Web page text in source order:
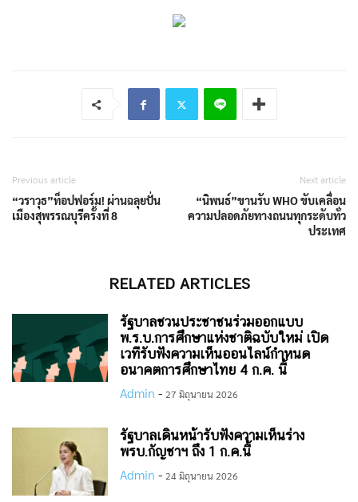
Previous article
“วราวุธ”ท็อปฟอร์ม! ผ่านฉลุยปั่น
เมืองสุพรรณบุรีครั้งที่ 8
Next article
“นิพนธ์”ขานรับ WHO ขับเคลื่อน
ความปลอดภัยทางถนนทุกระดับทั่ว
ประเทศ
RELATED ARTICLES
รัฐบาลชวนประชาชนร่วมออกแบบ
พ.ร.บ.การศึกษาแห่งชาติฉบับใหม่ เปิด
เวทีรับฟังความเห็นออนไลน์กำหนด
อนาคตการศึกษาไทย 4 ก.ค. นี้
Admin - 27 มิถุนายน 2026
รัฐบาลเดินหน้ารับฟังความเห็นร่าง
พรบ.กัญชาฯ ถึง 1 ก.ค.นี้
Admin - 24 มิถุนายน 2026